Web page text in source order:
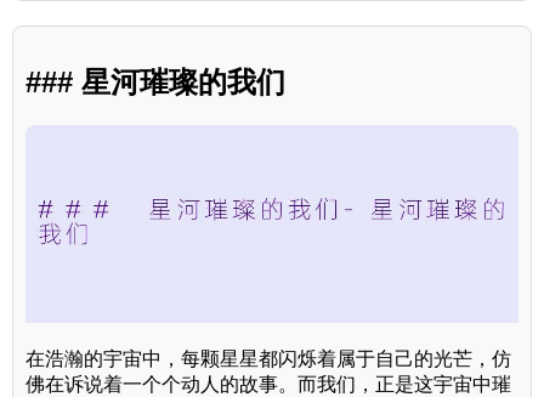
### 星河璀璨的我们
在浩瀚的宇宙中，每颗星星都闪烁着属于自己的光芒，仿
佛在诉说着一个个动人的故事。而我们，正是这宇宙中璀